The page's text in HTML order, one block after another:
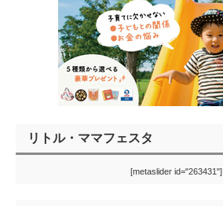
リトル・ママフェスタ
[metaslider id="263431"]